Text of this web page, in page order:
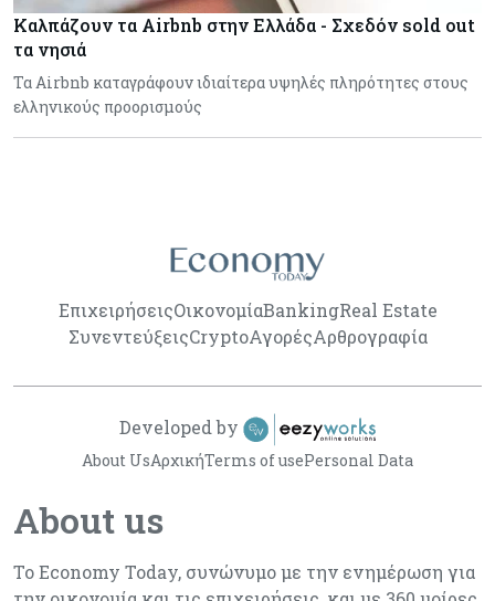
Καλπάζουν τα Airbnb στην Ελλάδα - Σχεδόν sold out
τα νησιά
Τα Airbnb καταγράφουν ιδιαίτερα υψηλές πληρότητες στους
ελληνικούς προορισμούς
ΕπιχειρήσειςΟικονομίαBankingReal Estate
ΣυνεντεύξειςCryptoΑγορέςΑρθρογραφία
About us
Το Economy Today, συνώνυμο με την ενημέρωση για
About UsΑρχικήTerms of usePersonal Data
Developed by